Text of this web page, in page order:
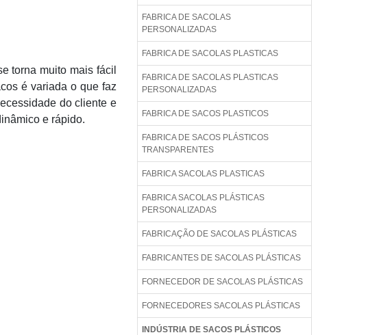
torna muito mais fácil
é variada o que faz
do cliente e
e rápido.
FABRICA DE SACOLAS
PERSONALIZADAS
FABRICA DE SACOLAS PLASTICAS
FABRICA DE SACOLAS PLASTICAS
PERSONALIZADAS
FABRICA DE SACOS PLASTICOS
FABRICA DE SACOS PLÁSTICOS
TRANSPARENTES
FABRICA SACOLAS PLASTICAS
FABRICA SACOLAS PLÁSTICAS
PERSONALIZADAS
FABRICAÇÃO DE SACOLAS PLÁSTICAS
FABRICANTES DE SACOLAS PLÁSTICAS
FORNECEDOR DE SACOLAS PLÁSTICAS
FORNECEDORES SACOLAS PLÁSTICAS
INDÚSTRIA DE SACOS PLÁSTICOS